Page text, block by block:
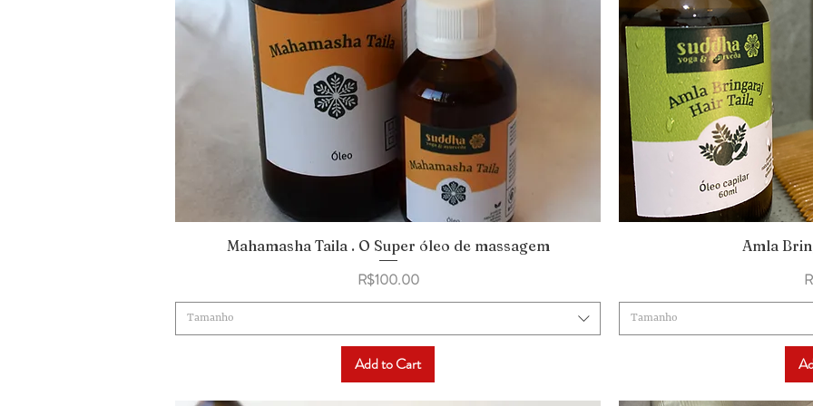
Quick View
Mahamasha Taila . O Super óleo de massagem
Price
R$100.00
Tamanho
Add to Cart
Amla
Tamanho